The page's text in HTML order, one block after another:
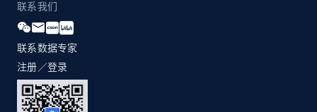
联系我们
联系数据专家
注册／登录